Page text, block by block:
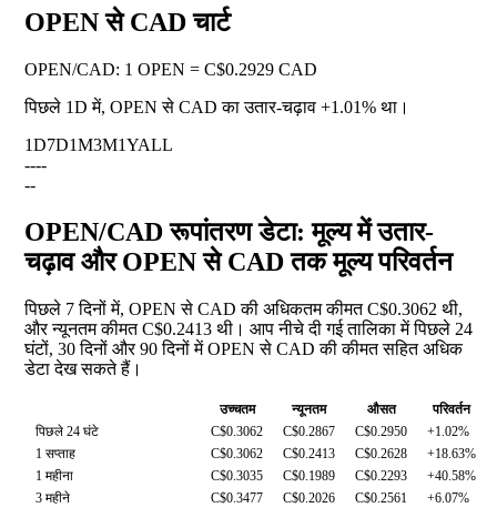
OPEN से CAD चार्ट
OPEN/CAD: 1 OPEN = C$0.2929 CAD
पिछले 1D में, OPEN से CAD का उतार-चढ़ाव +1.01% था।
1D7D1M3M1YALL
----
--
OPEN/CAD रूपांतरण डेटा: मूल्य में उतार-
चढ़ाव और OPEN से CAD तक मूल्य परिवर्तन
पिछले 7 दिनों में, OPEN से CAD की अधिकतम कीमत C$0.3062 थी,
और न्यूनतम कीमत C$0.2413 थी। आप नीचे दी गई तालिका में पिछले 24
घंटों, 30 दिनों और 90 दिनों में OPEN से CAD की कीमत सहित अधिक
डेटा देख सकते हैं।
उच्चतम न्यूनतम औसत
परिवर्तन
पिछले 24 घंटे
C$0.3062 C$0.2867 C$0.2950
+1.02%
1 सप्ताह
C$0.3062 C$0.2413 C$0.2628
+18.63%
1 महीना
C$0.3035 C$0.1989 C$0.2293
+40.58%
3 महीने
C$0.3477 C$0.2026 C$0.2561 +6.07%